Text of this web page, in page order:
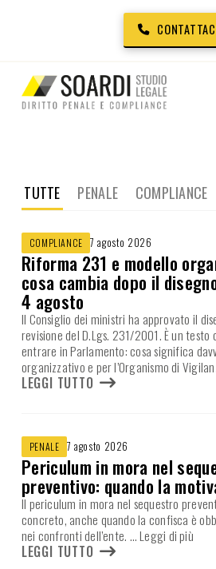
TUTTE PENALE COMPLIANCE
COMPLIANCE 7 agosto 2026
Riforma 231 e modello
cosa cambia dopo il
4 agosto
Il Consiglio dei ministri ha approvato il
revisione del D.Lgs. 231/2001. È un testo
entrare in Parlamento: cosa significa
organizzativo e per l’Organismo di
LEGGI TUTTO
PENALE 7 agosto 2026
Periculum in mora nel
preventivo: quando la
Il periculum in mora nel sequestro
concreto, anche quando la confisca è
nei confronti dell’ente. … Leggi di più
LEGGI TUTTO